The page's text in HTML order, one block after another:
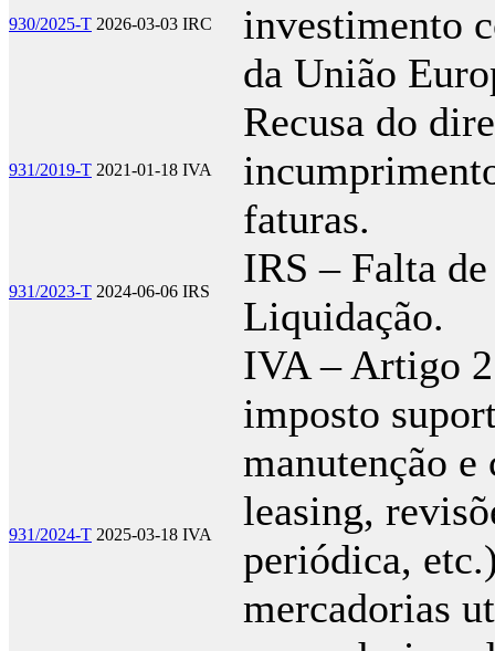
930/2025-T 2026-03-03 IRC
investimento
da União
931/2019-T 2021-01-18 IVA
Recusa do
faturas.
931/2023-T 2024-06-06 IRS
IRS – Falta
Liquidação.
931/2024-T 2025-03-18 IVA
IVA – Artigo
imposto
manutenção e
leasing,
periódica,
mercadorias